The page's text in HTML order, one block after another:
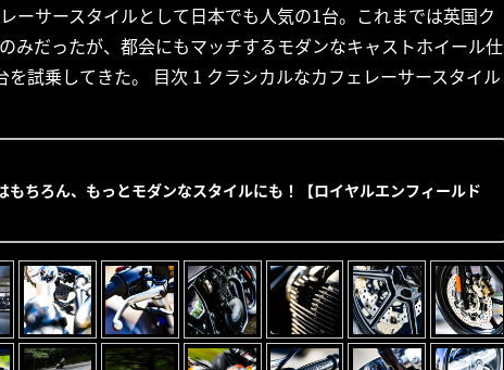
ーサースタイルとして日本でも人気の1台。これまでは英国ク
みだったが、都会にもマッチするモダンなキャストホイール仕
試乗してきた。 目次 1 クラシカルなカフェレーサースタイル
ちろん、もっとモダンなスタイルにも！【ロイヤルエンフィールド